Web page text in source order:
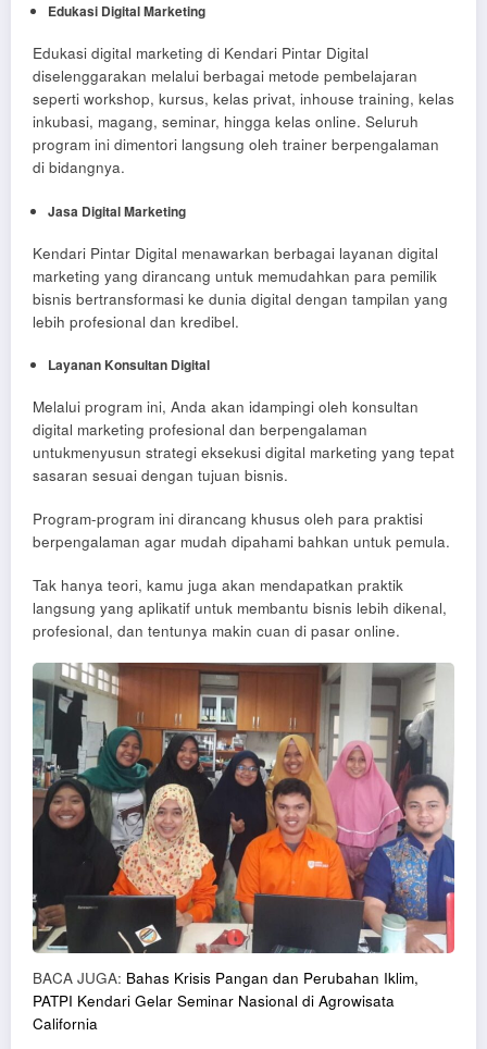
Edukasi Digital Marketing
Edukasi digital marketing di Kendari Pintar Digital
diselenggarakan melalui berbagai metode pembelajaran
seperti workshop, kursus, kelas privat, inhouse training, kelas
inkubasi, magang, seminar, hingga kelas online. Seluruh
program ini dimentori langsung oleh trainer berpengalaman
di bidangnya.
Jasa Digital Marketing
Kendari Pintar Digital menawarkan berbagai layanan digital
marketing yang dirancang untuk memudahkan para pemilik
bisnis bertransformasi ke dunia digital dengan tampilan yang
lebih profesional dan kredibel.
Layanan Konsultan Digital
Melalui program ini, Anda akan idampingi oleh konsultan
digital marketing profesional dan berpengalaman
untukmenyusun strategi eksekusi digital marketing yang tepat
sasaran sesuai dengan tujuan bisnis.
Program-program ini dirancang khusus oleh para praktisi
berpengalaman agar mudah dipahami bahkan untuk pemula.
Tak hanya teori, kamu juga akan mendapatkan praktik
langsung yang aplikatif untuk membantu bisnis lebih dikenal,
profesional, dan tentunya makin cuan di pasar online.
BACA JUGA: Bahas Krisis Pangan dan Perubahan Iklim,
PATPI Kendari Gelar Seminar Nasional di Agrowisata
California